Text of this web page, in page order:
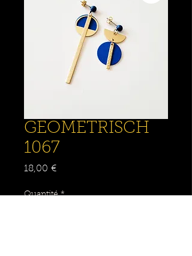
GEOMETRISCH
1067
18,00 €Prix
Quantité *